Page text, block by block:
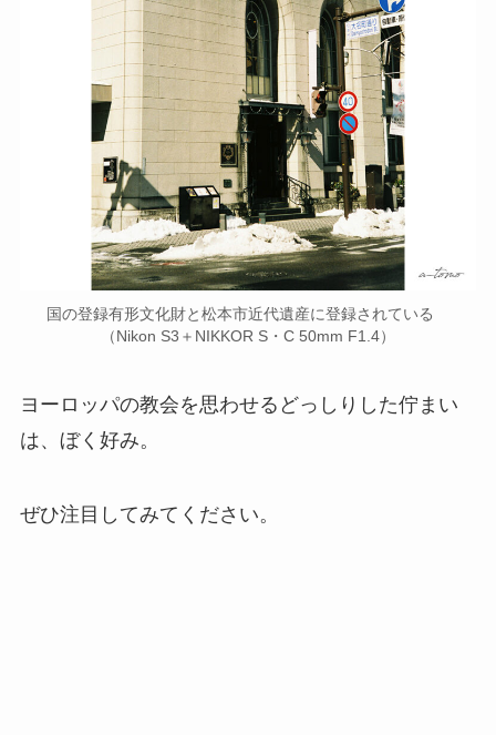
国の登録有形文化財と松本市近代遺産に登録されている
（Nikon S3＋NIKKOR S・C 50mm F1.4）
ヨーロッパの教会を思わせるどっしりした佇まい
は、ぼく好み。
ぜひ注目してみてください。